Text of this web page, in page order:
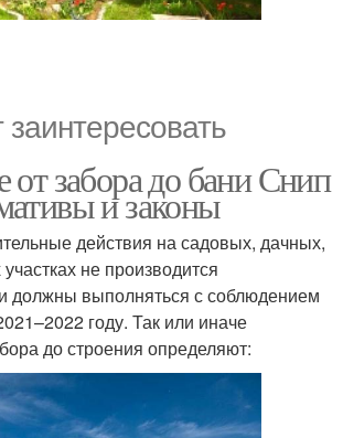
от забора до бани Снип
и законы
действия на садовых, дачных,
не производится
должны выполняться с соблюдением
году. Так или иначе
до строения определяют: